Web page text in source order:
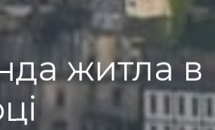
житла в